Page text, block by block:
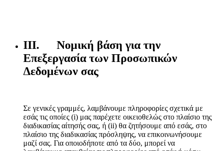
III. Νομική βάση για την
Επεξεργασία των Προσωπικών
Δεδομένων σας
Σε γενικές γραμμές, λαμβάνουμε πληροφορίες σχετικά με
εσάς τις οποίες (i) μας παρέχετε οικειοθελώς στο πλαίσιο της
διαδικασίας αίτησής σας, ή (ii) θα ζητήσουμε από εσάς, στο
πλαίσιο της διαδικασίας πρόσληψης, να επικοινωνήσουμε
μαζί σας. Για οποιοδήποτε από τα δύο, μπορεί να